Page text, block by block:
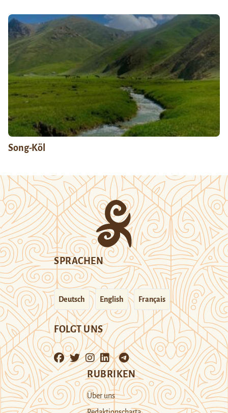
Song-Köl
SPRACHEN
Deutsch English Français
FOLGT UNS
RUBRIKEN
Über uns